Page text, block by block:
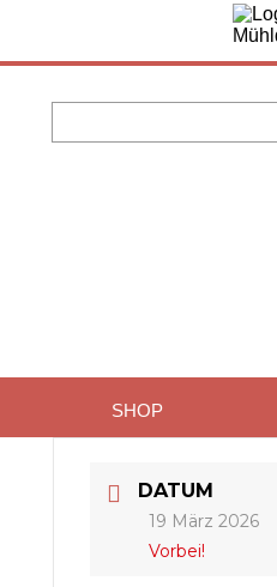
SHOP
DATUM
19 März 2026
Vorbei!